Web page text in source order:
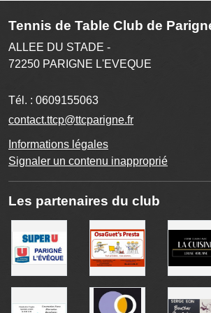
Tennis de Table Club de
ALLEE DU STADE -
72250 PARIGNE L'EVEQUE
Tél. : 0609155063
contact.ttcp@ttcparigne.fr
Informations légales
Signaler un contenu inapproprié
Les partenaires du club